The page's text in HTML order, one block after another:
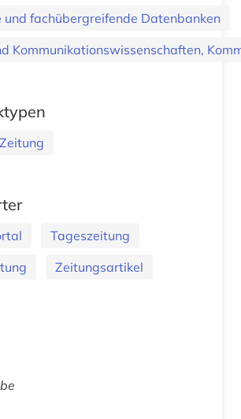
und fachübergreifende Datenbanken
Kommunikationswissenschaften,
Zeitung
Tageszeitung
Zeitungsartikel